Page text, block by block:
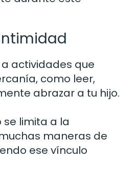
actividades que
como leer,
abrazar a tu hijo.
se limita a la
maneras de
ese vínculo